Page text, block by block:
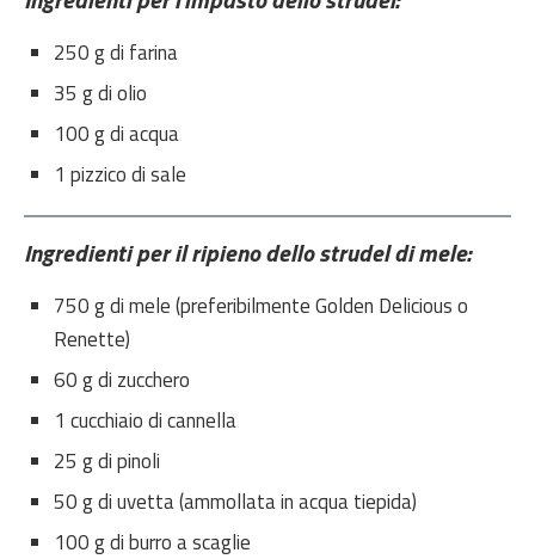
250 g di farina
35 g di olio
100 g di acqua
1 pizzico di sale
Ingredienti per il ripieno dello strudel di mele:
750 g di mele (preferibilmente Golden Delicious o
Renette)
60 g di zucchero
1 cucchiaio di cannella
25 g di pinoli
50 g di uvetta (ammollata in acqua tiepida)
100 g di burro a scaglie